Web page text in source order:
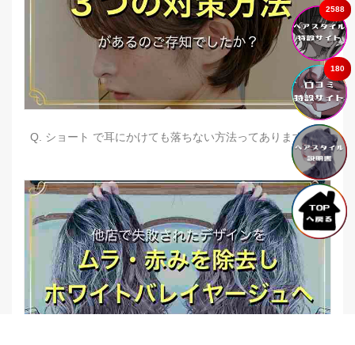
Q. ショート で耳にかけても落ちない方法ってありますか？
180
2588